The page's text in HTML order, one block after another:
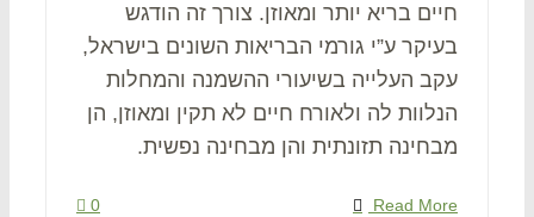
חיים בריא יותר ומאוזן. צורך זה הודגש
בעיקר ע”י גורמי הבריאות השונים בישראל,
עקב העלייה בשיעורי ההשמנה והמחלות
הנלוות לה ולאורח חיים לא תקין ומאוזן, הן
מבחינה תזונתית והן מבחינה נפשית.
Read More